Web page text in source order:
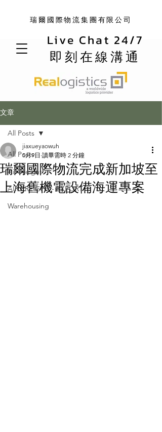
Live Chat 24/7
即刻在線溝通
瑞爾國際物流集團有限公司
文章
All Posts
Air Freight
AIR FREIGHT - EXPORT
Warehousing
All Posts
瑞爾國際物流完成新加坡至
上海舊機電設備海運專案
jiaxueyaowuh
5月9日 讀畢需時 2 分鐘